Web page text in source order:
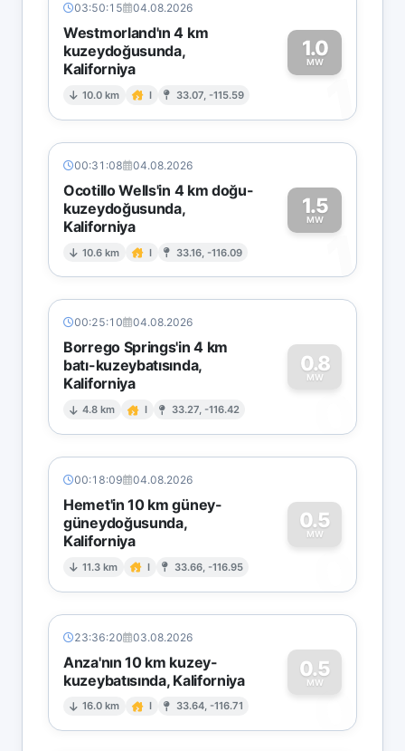
03:50:15 04.08.2026
Westmorland'ın 4 km
kuzeydoğusunda,
Kaliforniya
10.0 km I 33.07, -115.59
1.0
MW
1
00:31:08 04.08.2026
Ocotillo Wells'in 4 km doğu-
kuzeydoğusunda,
Kaliforniya
10.6 km I 33.16, -116.09
1.5
MW
1
00:25:10 04.08.2026
Borrego Springs'in 4 km
batı-kuzeybatısında,
Kaliforniya
4.8 km I 33.27, -116.42
0.8
MW
0
00:18:09 04.08.2026
Hemet'in 10 km güney-
güneydoğusunda,
Kaliforniya
11.3 km I 33.66, -116.95
0.5
MW
0
23:36:20 03.08.2026
Anza'nın 10 km kuzey-
kuzeybatısında, Kaliforniya
16.0 km I 33.64, -116.71
0.5
MW
0